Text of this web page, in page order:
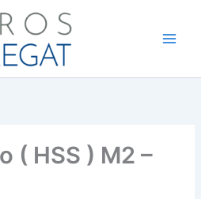
( HSS ) M2 –